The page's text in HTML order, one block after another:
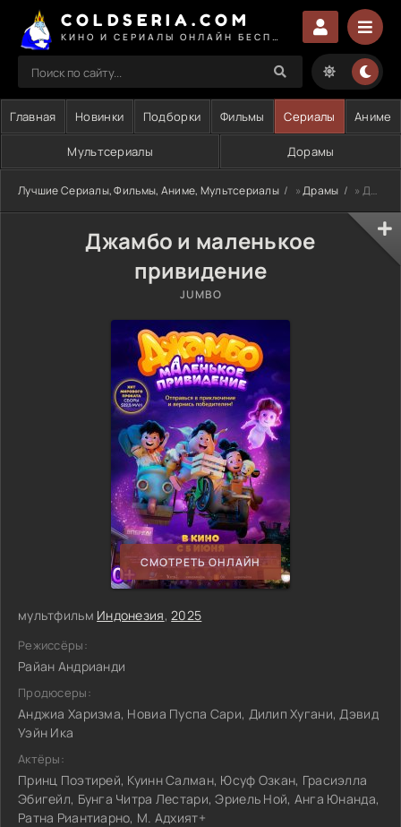
COLDSERIA.COM
Главная Новинки Подборки Фильмы Сериалы Аниме
Мультсериалы Дорамы
Лучшие Сериалы, Фильмы, Аниме, Мультсериалы »Драмы » Джамбо и маленькое привидение
Джамбо и маленькое
привидение
JUMBO
СМОТРЕТЬ ОНЛАЙН
мультфильм Индонезия,2025
Режиссёры:
Райан Андрианди
Продюсеры:
Анджиа Харизма, Новиа Пуспа Сари, Дилип Хугани, Дэвид
Уэйн Ика
Актёры:
Принц Поэтирей, Куинн Салман, Юсуф Озкан, Грасиэлла
Эбигейл, Бунга Читра Лестари, Эриель Ной, Анга Юнанда,
Ратна Риантиарно, М. Адхият+